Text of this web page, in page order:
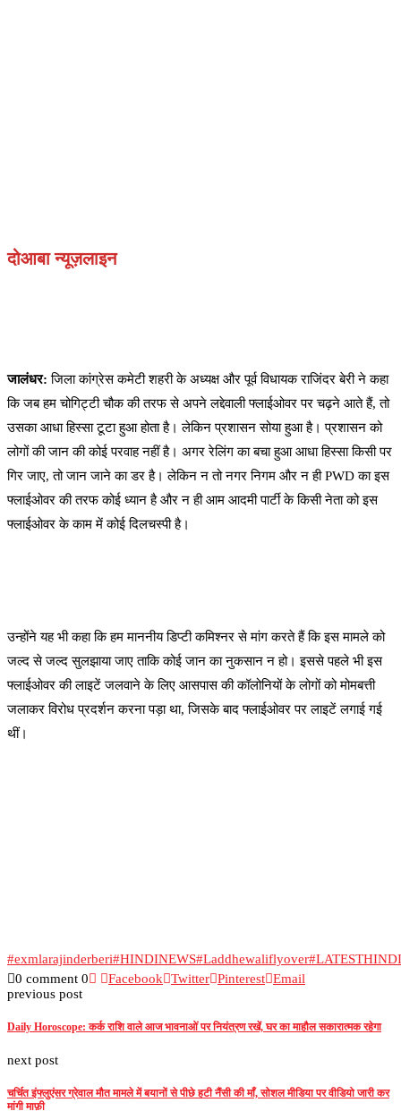
दोआबा न्यूज़लाइन
जालंधर:जिला कांग्रेस कमेटी शहरी के अध्यक्ष और पूर्व विधायक राजिंदर बेरी ने कहा
कि जब हम चोगिट्टी चौक की तरफ से अपने लद्देवाली फ्लाईओवर पर चढ़ने आते हैं, तो
उसका आधा हिस्सा टूटा हुआ होता है। लेकिन प्रशासन सोया हुआ है। प्रशासन को
लोगों की जान की कोई परवाह नहीं है। अगर रेलिंग का बचा हुआ आधा हिस्सा किसी पर
गिर जाए, तो जान जाने का डर है। लेकिन न तो नगर निगम और न ही PWD का इस
फ्लाईओवर की तरफ कोई ध्यान है और न ही आम आदमी पार्टी के किसी नेता को इस
फ्लाईओवर के काम में कोई दिलचस्पी है।
उन्होंने यह भी कहा कि हम माननीय डिप्टी कमिश्नर से मांग करते हैं कि इस मामले को
जल्द से जल्द सुलझाया जाए ताकि कोई जान का नुकसान न हो। इससे पहले भी इस
फ्लाईओवर की लाइटें जलवाने के लिए आसपास की कॉलोनियों के लोगों को मोमबत्ती
जलाकर विरोध प्रदर्शन करना पड़ा था, जिसके बाद फ्लाईओवर पर लाइटें लगाई गई
थीं।
#exmlarajinderberi#HINDINEWS#Laddhewaliflyover
0 comment 0 Facebook Twitter Pinterest Email
previous post
Daily Horoscope: कर्क राशि वाले आज भावनाओं पर नियंत्रण रखें, घर का माहौल सकारात्मक रहेगा
next post
चर्चित इंफ्लुएंसर ग्रेवाल मौत मामले में बयानों से पीछे हटी नैंसी की माँ, सोशल मीडिया पर वीडियो जारी कर
मांगी माफ़ी